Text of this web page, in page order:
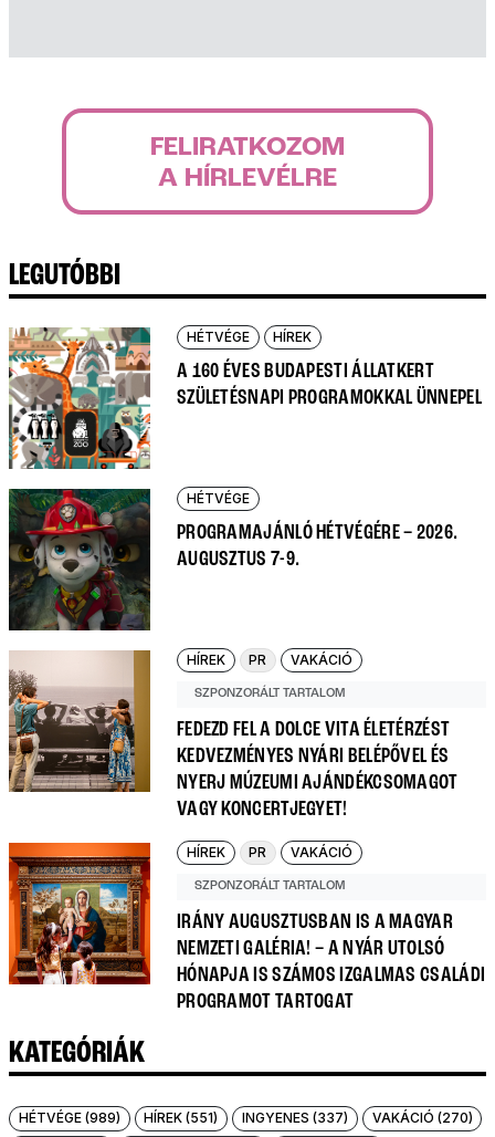
FELIRATKOZOM
A HÍRLEVÉLRE
LEGUTÓBBI
HÉTVÉGE HÍREK
A 160 ÉVES BUDAPESTI ÁLLATKERT
SZÜLETÉSNAPI PROGRAMOKKAL ÜNNEPEL
HÉTVÉGE
PROGRAMAJÁNLÓ HÉTVÉGÉRE – 2026.
AUGUSZTUS 7-9.
HÍREK PR VAKÁCIÓ
SZPONZORÁLT TARTALOM
FEDEZD FEL A DOLCE VITA ÉLETÉRZÉST
KEDVEZMÉNYES NYÁRI BELÉPŐVEL ÉS
NYERJ MÚZEUMI AJÁNDÉKCSOMAGOT
VAGY KONCERTJEGYET!
HÍREK PR VAKÁCIÓ
SZPONZORÁLT TARTALOM
IRÁNY AUGUSZTUSBAN IS A MAGYAR
NEMZETI GALÉRIA! – A NYÁR UTOLSÓ
HÓNAPJA IS SZÁMOS IZGALMAS CSALÁDI
PROGRAMOT TARTOGAT
KATEGÓRIÁK
HÉTVÉGE (989) HÍREK (551) INGYENES (337)
VAKÁCIÓ (270)